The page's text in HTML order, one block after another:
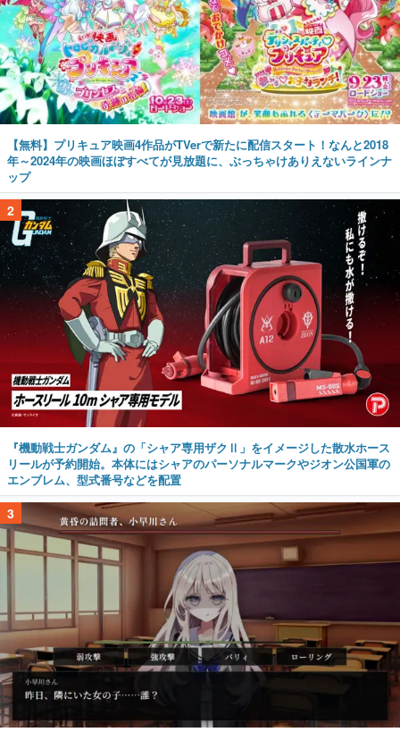
【無料】プリキュア映画4作品がTVerで新たに配信スタート！なんと2018
年～2024年の映画ほぼすべてが見放題に、ぶっちゃけありえないラインナ
ップ
2
『機動戦士ガンダム』の「シャア専用ザクⅡ」をイメージした散水ホース
リールが予約開始。本体にはシャアのパーソナルマークやジオン公国軍の
エンブレム、型式番号などを配置
3